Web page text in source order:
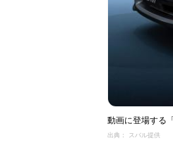
動画に登場する
出典： スバル提供